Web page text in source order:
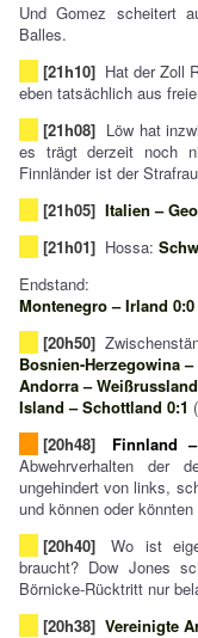
Und Gomez scheitert
Balles.
[21h10] Hat der Zoll
eben tatsächlich aus
[21h08] Löw hat
es trägt derzeit noch
Finnländer ist der
[21h05] Italien –
[21h01] Hossa:
Endstand:
Montenegro – Irland 0:0
[20h50]
Bosnien-Herzegowina
Andorra –
Island – Schottland 0:1
[20h48]
Finnland
Abwehrverhalten der
ungehindert von links,
und können oder
[20h40]
Wo ist
braucht? Dow Jones
Börnicke-Rücktritt nur
[20h38] Vereinigte